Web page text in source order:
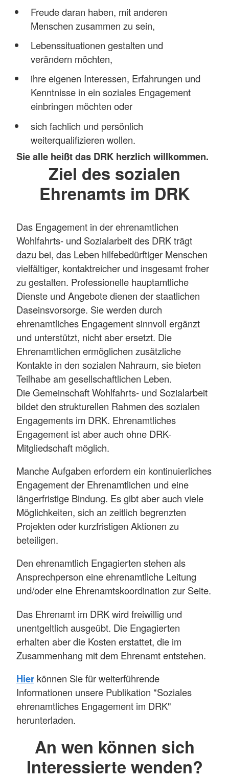
Freude daran haben, mit anderen
Menschen zusammen zu sein,
Lebenssituationen gestalten und
verändern möchten,
ihre eigenen Interessen, Erfahrungen und
Kenntnisse in ein soziales Engagement
einbringen möchten oder
sich fachlich und persönlich
weiterqualifizieren wollen.
Sie alle heißt das DRK herzlich willkommen.
Ziel des sozialen
Ehrenamts im DRK
Das Engagement in der ehrenamtlichen
Wohlfahrts- und Sozialarbeit des DRK trägt
dazu bei, das Leben hilfebedürftiger Menschen
vielfältiger, kontaktreicher und insgesamt froher
zu gestalten. Professionelle hauptamtliche
Dienste und Angebote dienen der staatlichen
Daseinsvorsorge. Sie werden durch
ehrenamtliches Engagement sinnvoll ergänzt
und unterstützt, nicht aber ersetzt. Die
Ehrenamtlichen ermöglichen zusätzliche
Kontakte in den sozialen Nahraum, sie bieten
Teilhabe am gesellschaftlichen Leben.
Die Gemeinschaft Wohlfahrts- und Sozialarbeit
bildet den strukturellen Rahmen des sozialen
Engagements im DRK. Ehrenamtliches
Engagement ist aber auch ohne DRK-
Mitgliedschaft möglich.
Manche Aufgaben erfordern ein kontinuierliches
Engagement der Ehrenamtlichen und eine
längerfristige Bindung. Es gibt aber auch viele
Möglichkeiten, sich an zeitlich begrenzten
Projekten oder kurzfristigen Aktionen zu
beteiligen.
Den ehrenamtlich Engagierten stehen als
Ansprechperson eine ehrenamtliche Leitung
und/oder eine Ehrenamtskoordination zur Seite.
Das Ehrenamt im DRK wird freiwillig und
unentgeltlich ausgeübt. Die Engagierten
erhalten aber die Kosten erstattet, die im
Zusammenhang mit dem Ehrenamt entstehen.
Hier können Sie für weiterführende
Informationen unsere Publikation "Soziales
ehrenamtliches Engagement im DRK"
herunterladen.
An wen können sich
Interessierte wenden?